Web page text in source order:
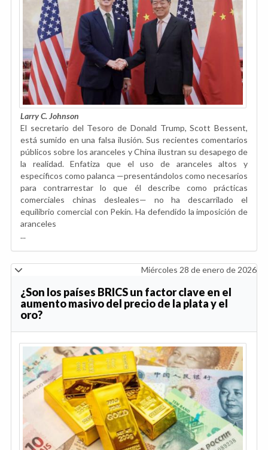
Larry C. Johnson
El secretario del Tesoro de Donald Trump, Scott Bessent,
está sumido en una falsa ilusión. Sus recientes comentarios
públicos sobre los aranceles y China ilustran su desapego de
la realidad. Enfatiza que el uso de aranceles altos y
específicos como palanca —presentándolos como necesarios
para contrarrestar lo que él describe como prácticas
comerciales chinas desleales— no ha descarrilado el
equilibrio comercial con Pekín. Ha defendido la imposición de
aranceles
...
Miércoles 28 de enero de 2026
¿Son los países BRICS un factor clave en el
aumento masivo del precio de la plata y el
oro?